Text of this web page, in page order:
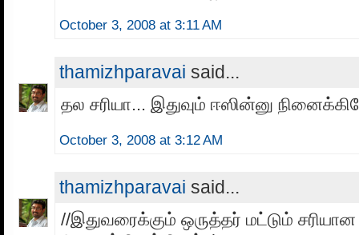
October 3, 2008 at 3:11 AM
thamizhparavai said...
தல சரியா... இதுவும் ஈஸின்னு
October 3, 2008 at 3:12 AM
thamizhparavai said...
//இதுவரைக்கும் ஒருத்தர் மட்டும் சரியான